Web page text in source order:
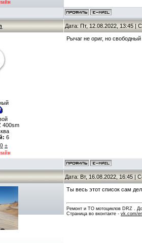
Дата: Пт, 12.08.2022, 13:45 |
400sm
6
0 ±
Рычаг не ориг, но свободный
Дата: Вт, 16.08.2022, 16:45 |
Ты весь этот список сам
Ремонт и ТО мотоциклов DRZ .
Страница во вконтакте - vk.com/